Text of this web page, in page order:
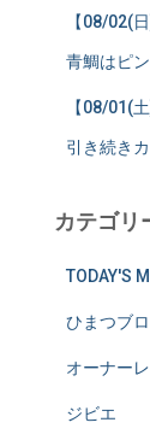
【08/02(日
青鯛はピ
【08/01(土
引き続き
カテゴリ
TODAY'S
ひまつブ
オーナー
ジビエ